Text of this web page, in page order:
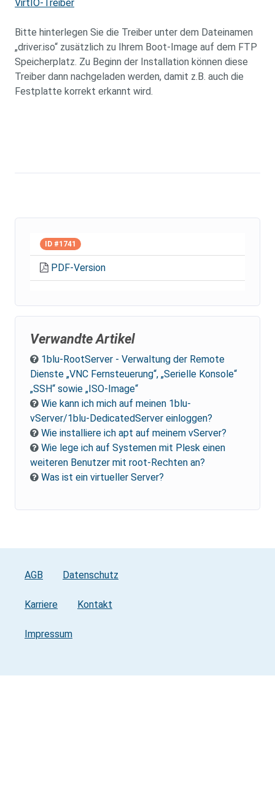
VirtIO-Treiber
Bitte hinterlegen Sie die Treiber unter dem Dateinamen
„driver.iso“ zusätzlich zu Ihrem Boot-Image auf dem FTP
Speicherplatz. Zu Beginn der Installation können diese
Treiber dann nachgeladen werden, damit z.B. auch die
Festplatte korrekt erkannt wird.
ID #1741
PDF-Version
Verwandte Artikel
1blu-RootServer - Verwaltung der Remote
Dienste „VNC Fernsteuerung“, „Serielle Konsole“
„SSH“ sowie „ISO-Image“
Wie kann ich mich auf meinen 1blu-
vServer/1blu-DedicatedServer einloggen?
Wie installiere ich apt auf meinem vServer?
Wie lege ich auf Systemen mit Plesk einen
weiteren Benutzer mit root-Rechten an?
Was ist ein virtueller Server?
AGB Datenschutz
Karriere Kontakt
Impressum